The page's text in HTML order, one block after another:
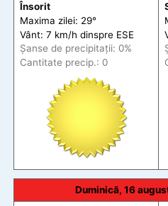
Însorit
Maxima zilei: 29°
Vânt: 7 km/h dinspre ESE
Șanse de precipitații: 0%
Cantitate precip.: 0
Duminică, 16